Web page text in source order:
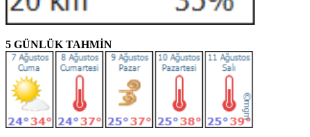
5 GÜNLÜK TAHMİN